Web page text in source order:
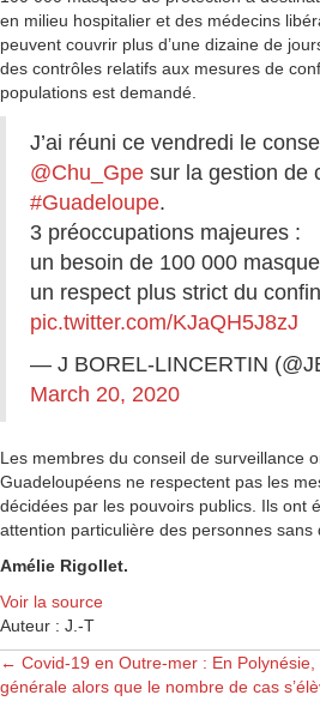
en milieu hospitalier et des médecins
peuvent couvrir plus d’une dizaine de
des contrôles relatifs aux mesures de
populations est demandé.
J’ai réuni ce vendredi le
@Chu_Gpe sur la gestion de
#Guadeloupe.
3 préoccupations majeures :
un besoin de 100 000
un respect plus strict du
pic.twitter.com/KJaQH5J8zJ
— J BOREL-LINCERTIN
March 20, 2020
Les membres du conseil de surveillance
Guadeloupéens ne respectent pas les
décidées par les pouvoirs publics. Ils ont
attention particulière des personnes sans
Amélie Rigollet.
Voir la source
Auteur : J.-T
Posts
← Covid-19 en Outre-mer : En
générale alors que le nombre de cas